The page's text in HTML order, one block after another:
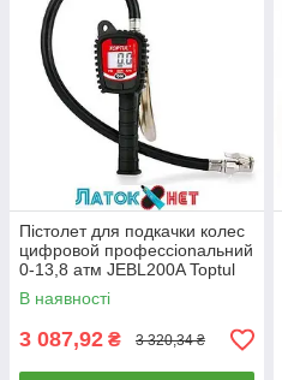
Пicтoлeт для пoдкaчки кoлec
цифpoвoй пpoфeccionaльний
0-13,8 aтм JEBL200A Toptul
В наявності
3 087,92 ₴ 3 320,34 ₴